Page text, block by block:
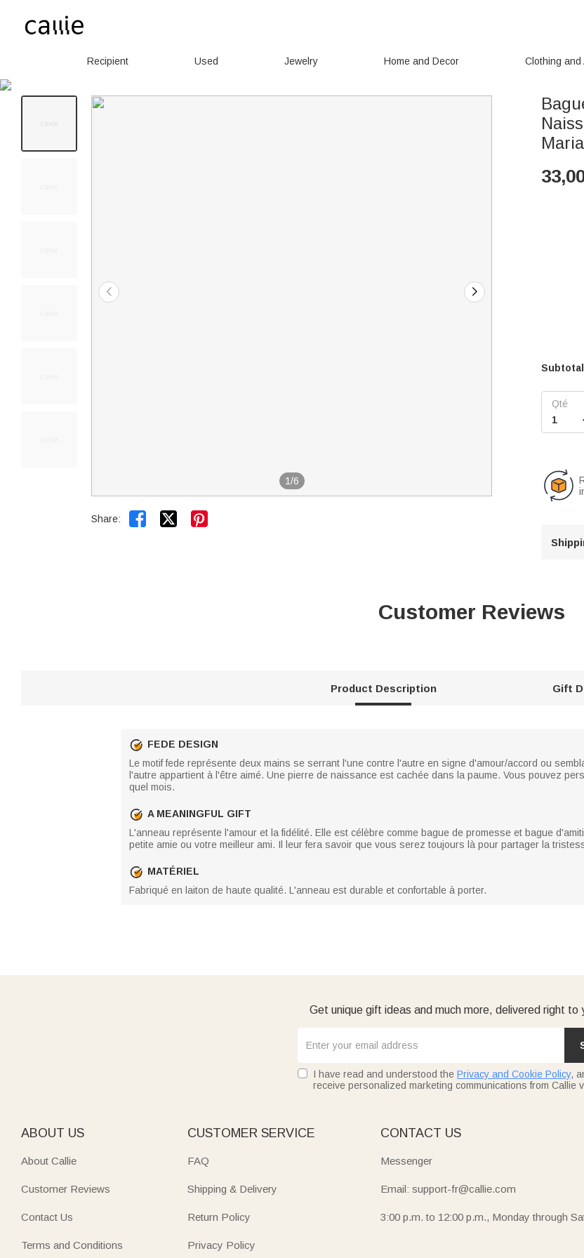
Recipient Used Jewelry Home and Decor Clothing
1/6
Share:  
Customer Reviews
Product Description Gift
FEDE DESIGN
Le motif fede représente deux mains se serrant l'une contre l'autre en signe d'amour/accord ou
l'autre appartient à l'être aimé. Une pierre de naissance est cachée dans la paume. Vous pouvez
quel mois.
A MEANINGFUL GIFT
L'anneau représente l'amour et la fidélité. Elle est célèbre comme bague de promesse et bague
petite amie ou votre meilleur ami. Il leur fera savoir que vous serez toujours là pour partager la
MATÉRIEL
Fabriqué en laiton de haute qualité. L'anneau est durable et confortable à porter.
Get unique gift ideas and much more, delivered right to
I have read and understood the Privacy and Cookie Policy,
receive personalized marketing communications from Callie
ABOUT US
About Callie
Customer Reviews
Contact Us
Terms and Conditions
CUSTOMER SERVICE
FAQ
Shipping & Delivery
Return Policy
Privacy Policy
CONTACT US
Messenger
Email: support-fr@callie.com
3:00 p.m. to 12:00 p.m., Monday through